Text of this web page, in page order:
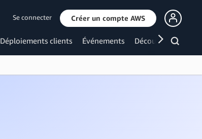
Se connecter Créer un compte AWS
Déploiements clients Événements Découvrir